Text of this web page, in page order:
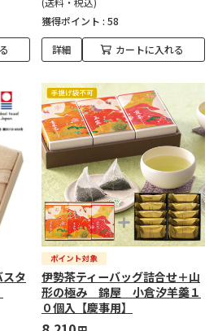
獲得ポイント : 58
詳細 カートに入れる
タ
伊勢茶ティーバッグ詰合せ＋山
形の極み 錦屋 小倉汐羊羹１
０個入【慶事用】